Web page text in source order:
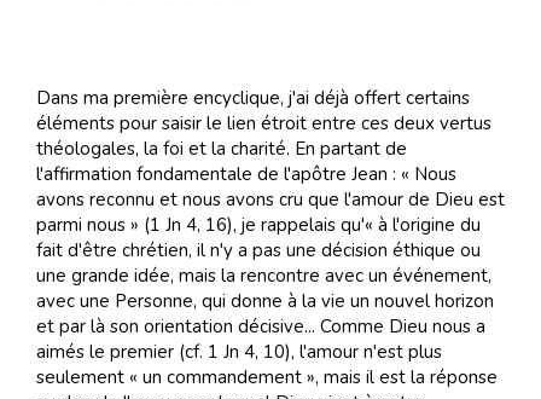
Dans ma première encyclique, j'ai déjà offert certains
éléments pour saisir le lien étroit entre ces deux vertus
théologales, la foi et la charité. En partant de
l'affirmation fondamentale de l'apôtre Jean : « Nous
avons reconnu et nous avons cru que l'amour de Dieu est
parmi nous » (1 Jn 4, 16), je rappelais qu'« à l'origine du
fait d'être chrétien, il n'y a pas une décision éthique ou
une grande idée, mais la rencontre avec un événement,
avec une Personne, qui donne à la vie un nouvel horizon
et par là son orientation décisive... Comme Dieu nous a
aimés le premier (cf. 1 Jn 4, 10), l'amour n'est plus
seulement « un commandement », mais il est la réponse